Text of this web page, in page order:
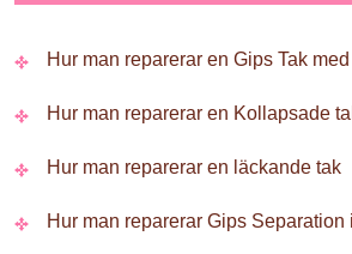
Hur man reparerar en Gips Tak
Hur man reparerar en Kollapsade
Hur man reparerar en läckande tak
Hur man reparerar Gips Separation